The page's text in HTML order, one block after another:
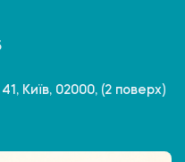
Київ, 02000, (2 поверх)